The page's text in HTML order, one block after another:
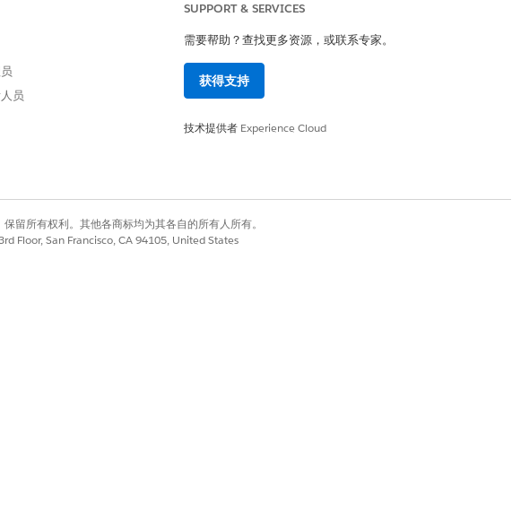
序
用户
员
SUPPORT & SERVICES
需要帮助？查找更多资源，或联系专家。
获得支持
技术提供者 Experience Cloud
留所有权利。其他各商标均为其各自的所有人所有。
Floor, San Francisco, CA 94105, United States